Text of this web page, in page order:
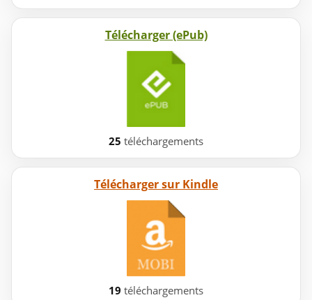
Télécharger (ePub)
25 téléchargements
Télécharger sur Kindle
19 téléchargements